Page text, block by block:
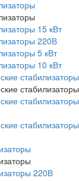
15 кВт
220В
5 кВт
10 кВт
стабилизаторы
стабилизаторы
стабилизаторы
стабилизаторы
220В